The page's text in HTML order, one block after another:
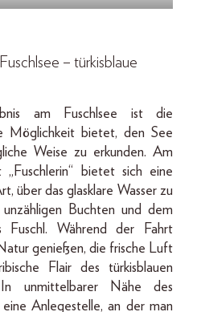
– türkisblaue
am Fuschlsee ist die
Möglichkeit bietet, den See
Weise zu erkunden. Am
bietet sich eine
über das glasklare Wasser zu
Buchten und dem
Fuschl. Während der Fahrt
genießen, die frische Luft
Flair des türkisblauen
In unmittelbarer Nähe des
Anlegestelle, an der man